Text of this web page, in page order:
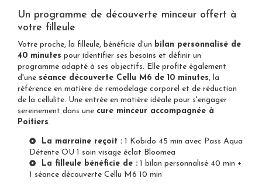
Un programme de découverte minceur offert à
votre filleule
Votre proche, la filleule, bénéficie d'un bilan personnalisé de
40 minutes pour identifier ses besoins et définir un
programme adapté à ses objectifs. Elle profite également
d'une séance découverte Cellu M6 de 10 minutes, la
référence en matière de remodelage corporel et de réduction
de la cellulite. Une entrée en matière idéale pour s'engager
sereinement dans une cure minceur accompagnée à
Poitiers.
La marraine reçoit : 1 Kobido 45 min avec Pass Aqua
Détente OU 1 soin visage éclat Bloomea
La filleule bénéficie de : 1 bilan personnalisé 40 min +
1 séance découverte Cellu M6 10 min